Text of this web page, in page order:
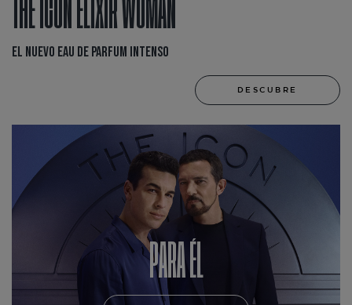
THE ICON ELIXIR WOMAN
El nuevo Eau de Parfum Intenso
DESCUBRE
PARA ÉL